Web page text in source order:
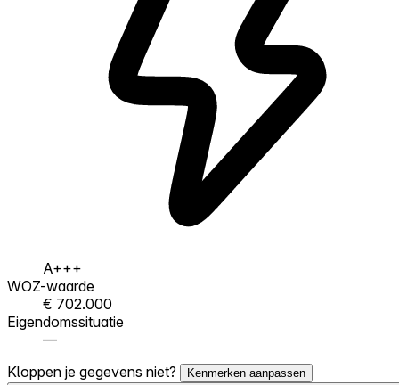
A+++
WOZ-waarde
€ 702.000
Eigendomssituatie
—
Kloppen je gegevens niet?
Kenmerken aanpassen